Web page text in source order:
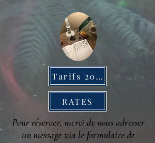
Tarifs 2026
RATES
Pour réserver, merci de nous adresser
un message via le formulaire de